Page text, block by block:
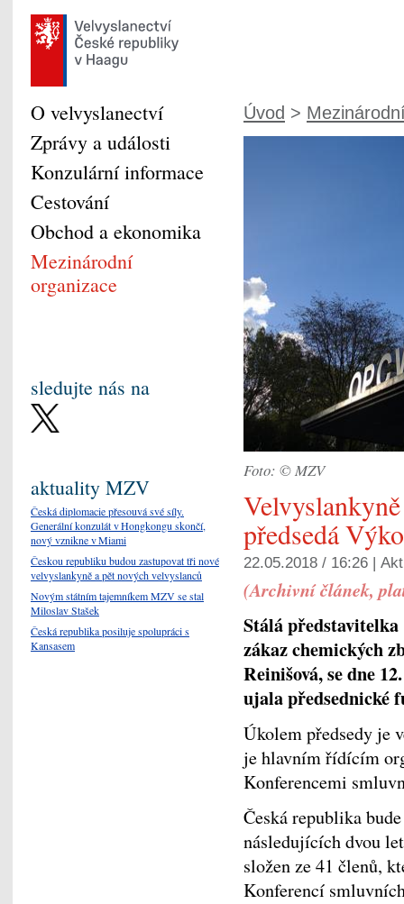
Úvod >
Foto: © MZV
předsedá
22.05.2018 / 16:26 |
(Archivní článek,
Stálá
zákaz chemických
Reinišová, se dne
ujala předsednické
Úkolem předsedy je
je hlavním řídícím
Konferencemi
Česká republika
následujících dvou
složen ze 41 členů,
Konferencí
O velvyslanectví
Zprávy a události
Konzulární informace
Cestování
Obchod a ekonomika
Mezinárodní
organizace
sledujte nás na
aktuality MZV
Česká diplomacie přesouvá své síly.
Generální konzulát v Hongkongu skončí,
nový vznikne v Miami
Českou republiku budou zastupovat tři nové
velvyslankyně a pět nových velvyslanců
Novým státním tajemníkem MZV se stal
Miloslav Stašek
Česká republika posiluje spolupráci s
Kansasem